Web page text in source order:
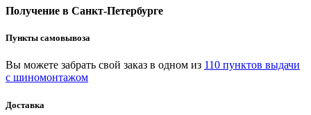
Получение в Санкт-Петербурге
Пункты самовывоза
Вы можете забрать свой заказ в одном из 110 пунктов выдачи
с шиномонтажом
Доставка